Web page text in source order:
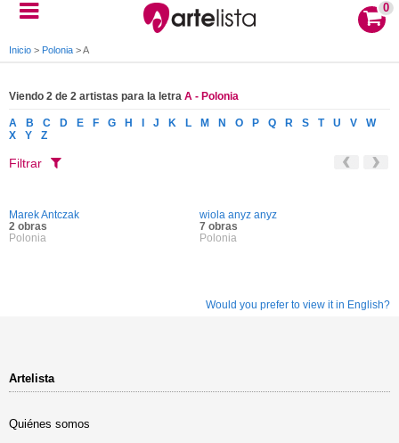
0
Inicio > Polonia >A
Viendo 2 de 2 artistas para la letra A - Polonia
A B C D E F G H J K L M N O P Q R S T U V
W
X
Y Z
Filtrar
Marek Antczak
2 obras
Polonia
wiola anyz anyz
7 obras
Polonia
Would you prefer to view it in English?
Artelista
Quiénes somos